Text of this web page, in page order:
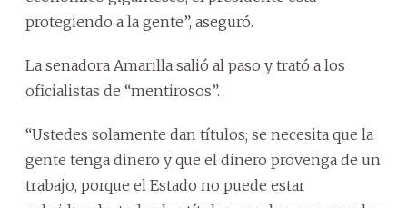
protegiendo a la gente”, aseguró.
La senadora Amarilla salió al paso y trató a los
oficialistas de “mentirosos”.
“Ustedes solamente dan títulos; se necesita que la
gente tenga dinero y que el dinero provenga de un
trabajo, porque el Estado no puede estar